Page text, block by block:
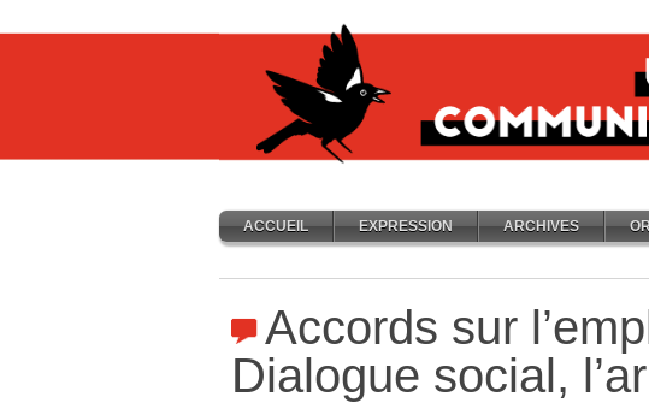
ACCUEIL EXPRESSION ARCHIVES
Accords sur
Dialogue social,